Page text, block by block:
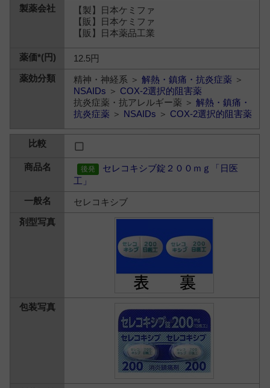
【製】日本ケミファ
【販】日本ケミファ
【販】日本薬品工業
12.5円
精神・神経系 ＞解熱・鎮痛・抗炎症薬 ＞
NSAIDs ＞ COX-2選択的阻害薬
抗炎症薬・抗アレルギー薬 ＞解熱・鎮痛・
抗炎症薬 ＞ NSAIDs ＞ COX-2選択的阻害薬
セレコキシブ錠２００ｍｇ「日医
工」
セレコキシブ